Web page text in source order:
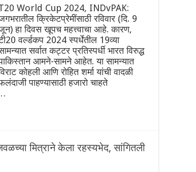
World Cup 2024, INDvPAK:
क्रिकेटप्रेमींसाठी रविवार (दि. 9
हा दिवस खूपच महत्त्वाचा आहे. कारण,
वर्ल्डकप 2024 स्पर्धेतील 19व्या
सर्वात कट्टर प्रतिस्पर्धी भारत विरुद्ध
आमने-सामने आहेत. या सामन्यात
कोहली आणि रोहित शर्मा यांची वादळी
पाहण्यासाठी हजारो चाहते
मित्राने केला रहस्यभेद, सांगितली